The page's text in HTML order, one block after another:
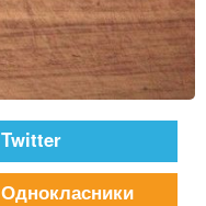
Twitter
Однокласники